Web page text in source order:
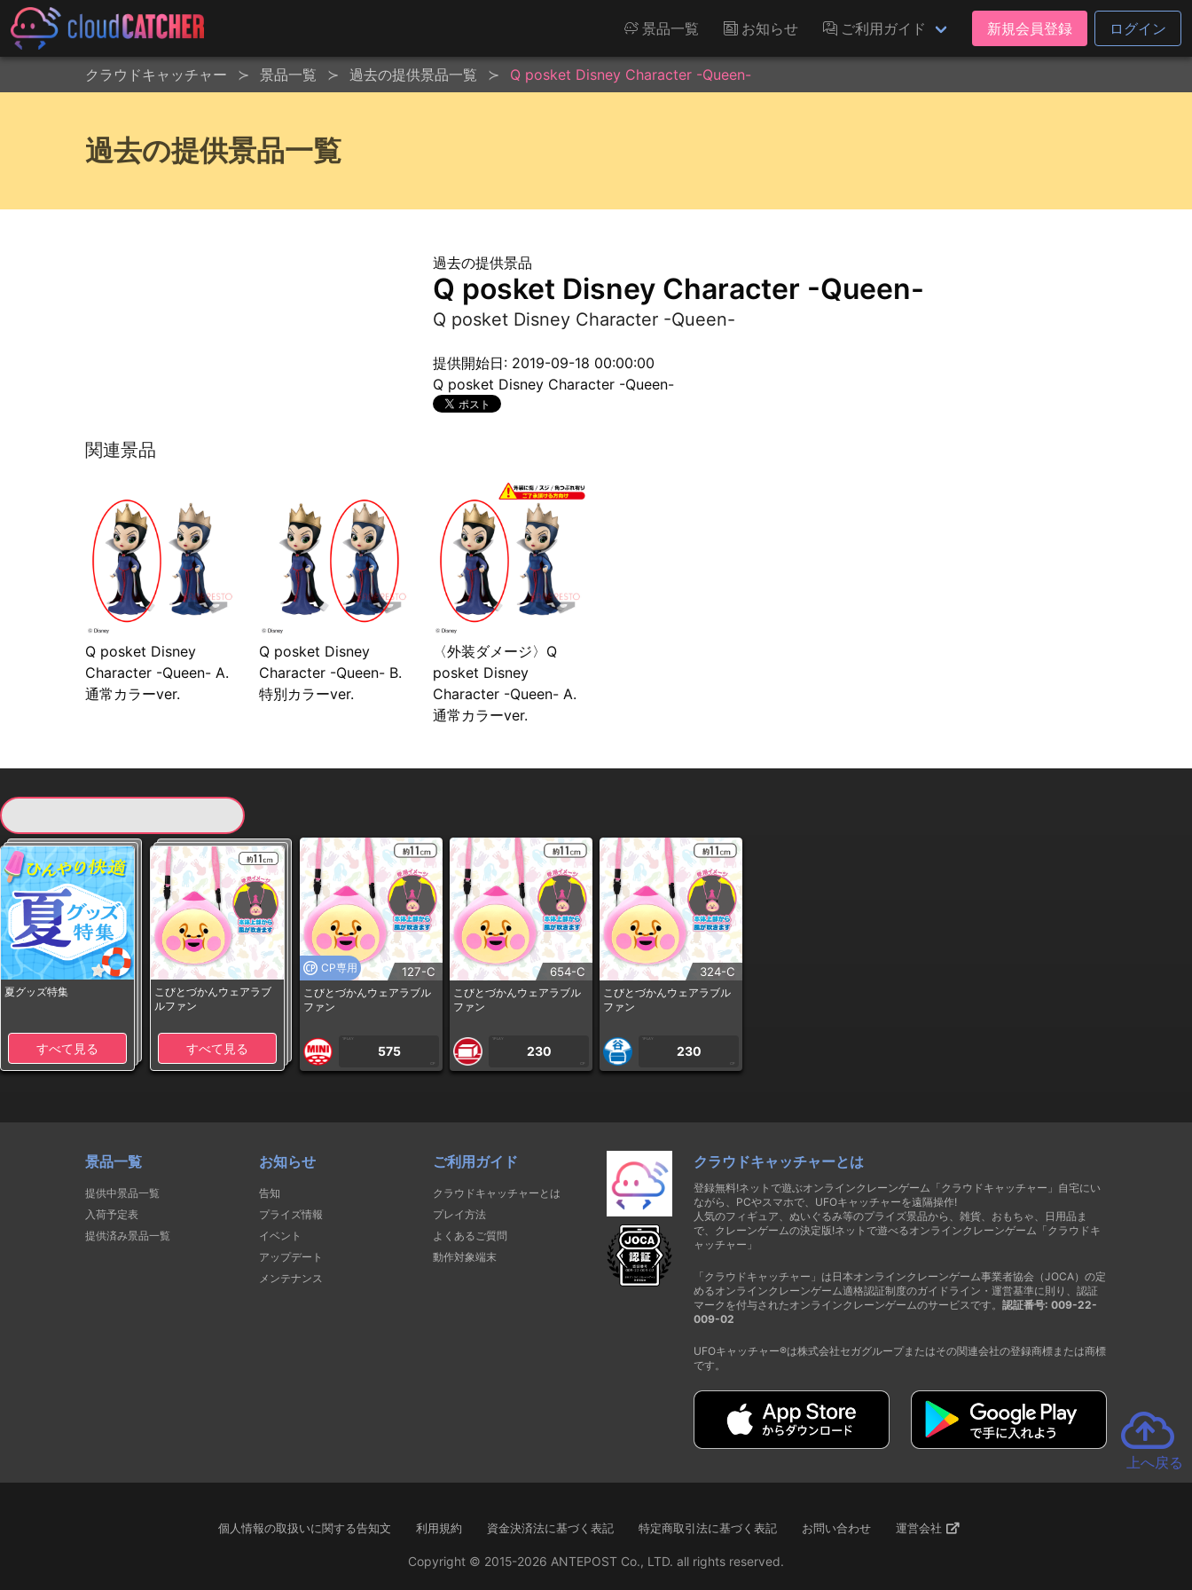
景品一覧 お知らせ ご利用ガイド 新規会員登録 ログイン
クラウドキャッチャー 景品一覧 過去の提供景品一覧 Q posket Disney Character -Queen-
過去の提供景品一覧
過去の提供景品
Q posket Disney Character -Queen-
Q posket Disney Character -Queen-
提供開始日: 2019-09-18 00:00:00
Q posket Disney Character -Queen-
関連景品
Q posket Disney
Character -Queen- A.
通常カラーver.
Q posket Disney
Character -Queen- B.
特別カラーver.
〈外装ダメージ〉Q
posket Disney
Character -Queen- A.
通常カラーver.
夏グッズ特集
すべて見る
こびとづかんウェアラブ
ルファン
すべて見る
CP専用 127-C
こびとづかんウェアラブル
ファン
1PLAY
575
CP
654-C
こびとづかんウェアラブル
ファン
1PLAY
230
CP
324-C
こびとづかんウェアラブル
ファン
1PLAY
230
CP
景品一覧
提供中景品一覧
入荷予定表
提供済み景品一覧
お知らせ
告知
プライズ情報
イベント
アップデート
メンテナンス
ご利用ガイド
クラウドキャッチャーとは
プレイ方法
よくあるご質問
動作対象端末
クラウドキャッチャーとは
登録無料!ネットで遊ぶオンラインクレーンゲーム「クラウドキャッチャー」自宅にい
ながら、PCやスマホで、UFOキャッチャーを遠隔操作!
人気のフィギュア、ぬいぐるみ等のプライズ景品から、雑貨、おもちゃ、日用品ま
で、クレーンゲームの決定版!ネットで遊べるオンラインクレーンゲーム「クラウドキ
ャッチャー」
「クラウドキャッチャー」は日本オンラインクレーンゲーム事業者協会（JOCA）の定
めるオンラインクレーンゲーム適格認証制度のガイドライン・運営基準に則り、認証
マークを付与されたオンラインクレーンゲームのサービスです。 認証番号: 009-22-
009-02
UFOキャッチャー®は株式会社セガグループまたはその関連会社の登録商標または商標
です。
上へ戻る
個人情報の取扱いに関する告知文 利用規約 資金決済法に基づく表記 特定商取引法に基づく表記 お問い合わせ 運営会社
Copyright © 2015-2026 ANTEPOST Co., LTD. all rights reserved.